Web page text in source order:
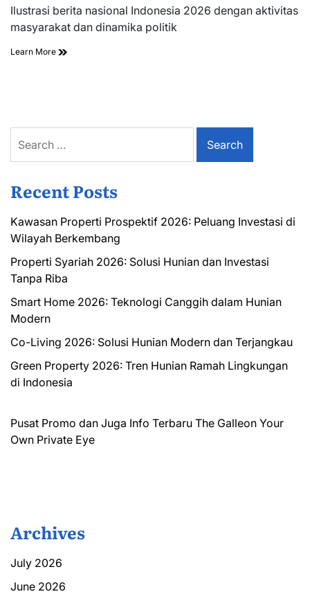
read
time
Ilustrasi berita nasional Indonesia 2026 dengan aktivitas
masyarakat dan dinamika politik
Learn More
for:
Recent Posts
Kawasan Properti Prospektif 2026: Peluang Investasi di
Wilayah Berkembang
Properti Syariah 2026: Solusi Hunian dan Investasi
Tanpa Riba
Smart Home 2026: Teknologi Canggih dalam Hunian
Modern
Co-Living 2026: Solusi Hunian Modern dan Terjangkau
Green Property 2026: Tren Hunian Ramah Lingkungan
di Indonesia
Pusat Promo dan Juga Info Terbaru The Galleon Your
Own Private Eye
Archives
July 2026
June 2026